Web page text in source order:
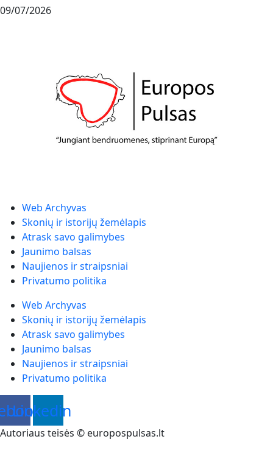
09/07/2026
Web Archyvas
Skonių ir istorijų žemėlapis
Atrask savo galimybes
Jaunimo balsas
Naujienos ir straipsniai
Privatumo politika
Web Archyvas
Skonių ir istorijų žemėlapis
Atrask savo galimybes
Jaunimo balsas
Naujienos ir straipsniai
Privatumo politika
Linkedin
Autoriaus teisės © europospulsas.lt